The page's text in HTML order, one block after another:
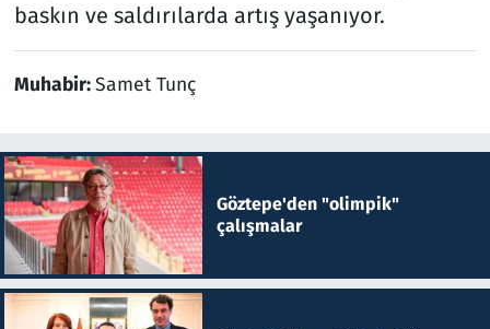
baskın ve saldırılarda artış yaşanıyor.
Muhabir:Samet Tunç
Göztepe'den "olimpik"
çalışmalar